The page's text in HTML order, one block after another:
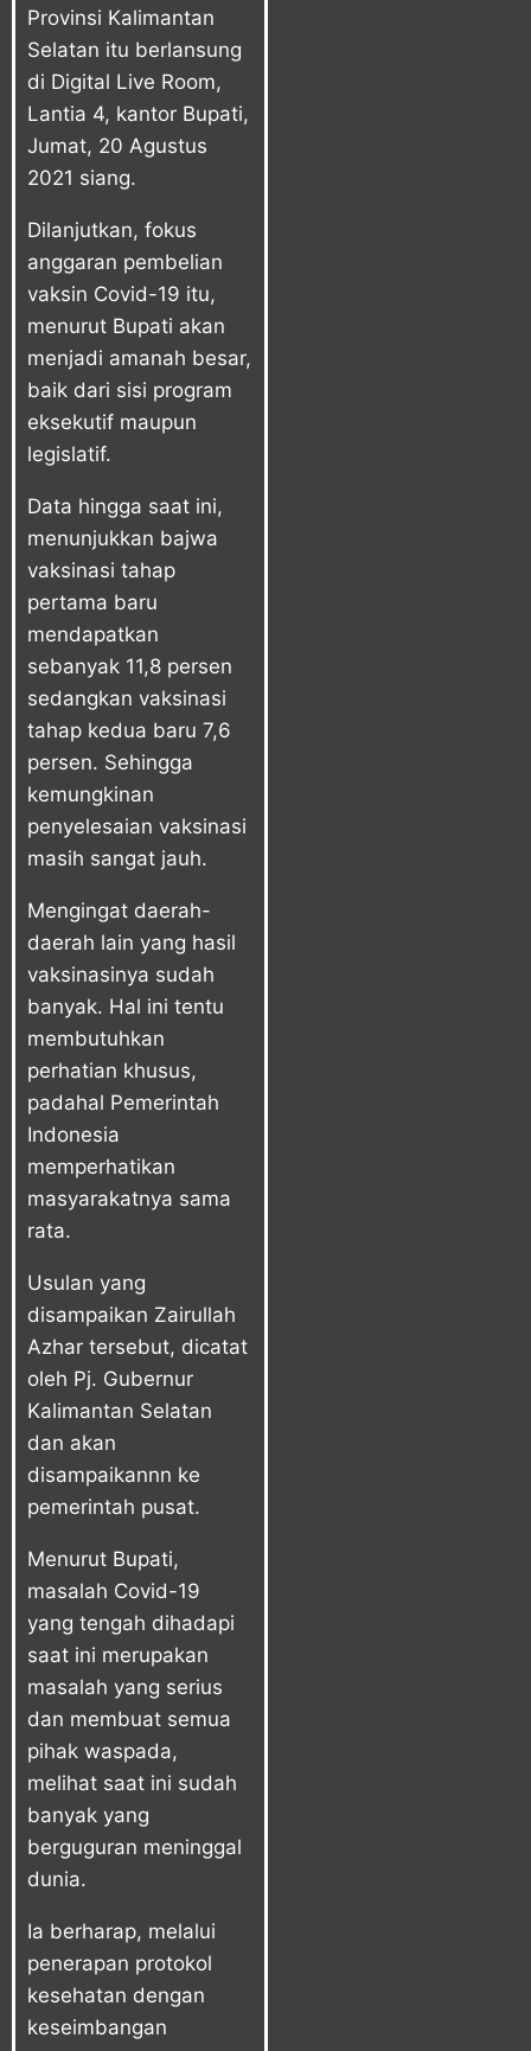
Provinsi Kalimantan
Selatan itu berlansung
di Digital Live Room,
Lantia 4, kantor Bupati,
Jumat, 20 Agustus
2021 siang.
Dilanjutkan, fokus
anggaran pembelian
vaksin Covid-19 itu,
menurut Bupati akan
menjadi amanah besar,
baik dari sisi program
eksekutif maupun
legislatif.
Data hingga saat ini,
menunjukkan bajwa
vaksinasi tahap
pertama baru
mendapatkan
sebanyak 11,8 persen
sedangkan vaksinasi
tahap kedua baru 7,6
persen. Sehingga
kemungkinan
penyelesaian vaksinasi
masih sangat jauh.
Mengingat daerah-
daerah lain yang hasil
vaksinasinya sudah
banyak. Hal ini tentu
membutuhkan
perhatian khusus,
padahal Pemerintah
Indonesia
memperhatikan
masyarakatnya sama
rata.
Usulan yang
disampaikan Zairullah
Azhar tersebut, dicatat
oleh Pj. Gubernur
Kalimantan Selatan
dan akan
disampaikannn ke
pemerintah pusat.
Menurut Bupati,
masalah Covid-19
yang tengah dihadapi
saat ini merupakan
masalah yang serius
dan membuat semua
pihak waspada,
melihat saat ini sudah
banyak yang
berguguran meninggal
dunia.
Ia berharap, melalui
penerapan protokol
kesehatan dengan
keseimbangan